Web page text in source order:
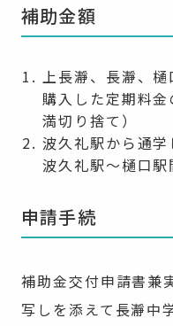
補助金額
上長瀞、長瀞、
購入した定期料
満切り捨て）
波久礼駅から通
波久礼駅～樋口駅
申請手続
補助金交付申請書兼
写しを添えて長瀞中